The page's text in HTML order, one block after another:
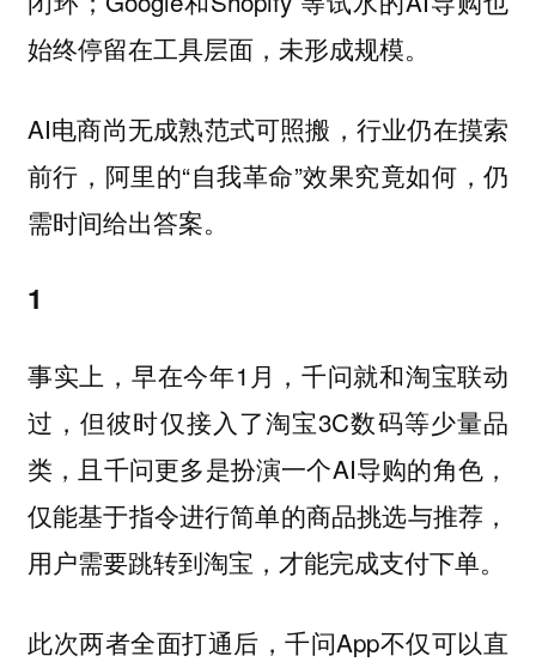
始终停留在工具层面，未形成规模。
AI电商尚无成熟范式可照搬，行业仍在摸索
前行，阿里的“自我革命”效果究竟如何，仍
需时间给出答案。
1
事实上，早在今年1月，千问就和淘宝联动
过，但彼时仅接入了淘宝3C数码等少量品
类，且千问更多是扮演一个AI导购的角色，
仅能基于指令进行简单的商品挑选与推荐，
用户需要跳转到淘宝，才能完成支付下单。
此次两者全面打通后，千问App不仅可以直